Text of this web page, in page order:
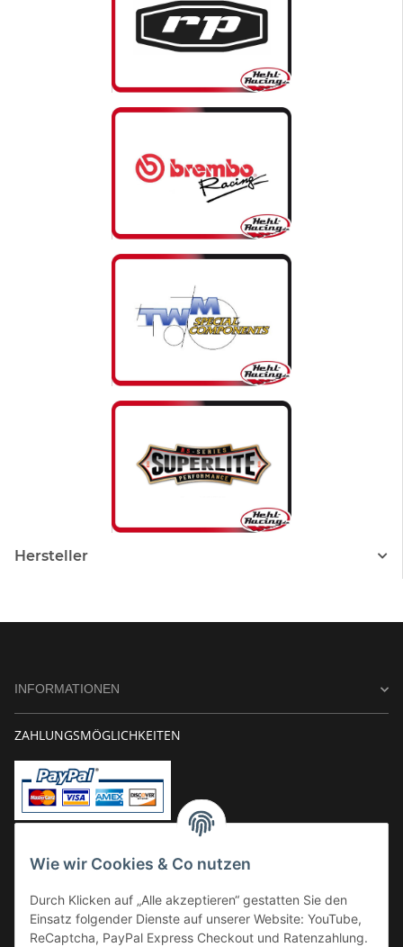
Wie wir Cookies & Co nutzen
Durch Klicken auf „Alle akzeptieren“ gestatten Sie den
Einsatz folgender Dienste auf unserer Website: YouTube,
ReCaptcha, PayPal Express Checkout und Ratenzahlung.
Hersteller
INFORMATIONEN
ZAHLUNGSMÖGLICHKEITEN
Kauf auf Rechnung
VERSAND